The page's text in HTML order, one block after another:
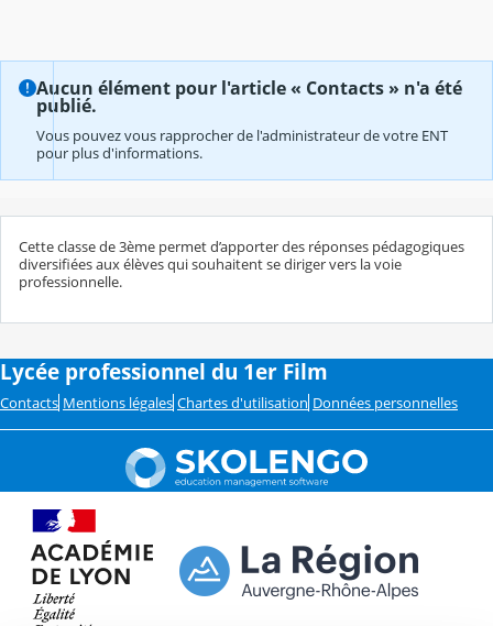
Aucun élément pour l'article « Contacts » n'a été
publié.
Vous pouvez vous rapprocher de l'administrateur de votre ENT
pour plus d'informations.
Cette classe de 3ème permet d’apporter des réponses pédagogiques
diversifiées aux élèves qui souhaitent se diriger vers la voie
professionnelle.
Lycée professionnel du 1er Film
Contacts Mentions légales Chartes d'utilisation Données personnelles